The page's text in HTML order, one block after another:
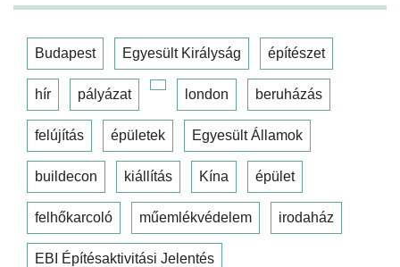
Budapest Egyesült Királyság építészet
hír pályázat london beruházás
felújítás épületek Egyesült Államok
buildecon kiállítás Kína épület
felhőkarcoló műemlékvédelem irodaház
EBI Építésaktivitási Jelentés